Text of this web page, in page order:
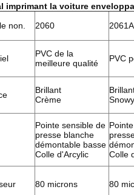
imprimant la voiture
non.
2060 2061A
PVC de la
meilleure qualité
PVC
Brillant
Crème
Pointe sensible de
presse blanche
démontable basse
Colle d'Arcylic
Colle
80 microns 80